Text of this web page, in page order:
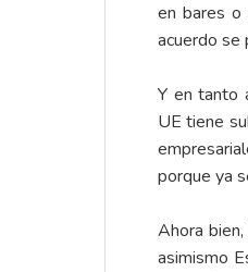
en bares o
acuerdo se
Y en tanto
UE tiene
porque ya
Ahora
asimismo